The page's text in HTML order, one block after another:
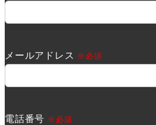
メールアドレス ※必須
電話番号 ※必須